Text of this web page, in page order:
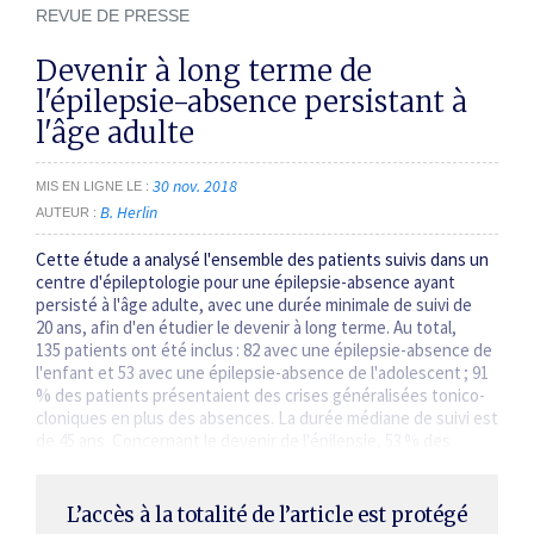
REVUE DE PRESSE
Devenir à long terme de
l'épilepsie-absence persistant à
l'âge adulte
MIS EN LIGNE LE 30 nov. 2018
AUTEUR B. Herlin
Cette étude a analysé l'ensemble des patients suivis dans un
centre d'épileptologie pour une épilepsie-absence ayant
persisté à l'âge adulte, avec une durée minimale de suivi de
20 ans, afin d'en étudier le devenir à long terme. Au total,
135 patients ont été inclus : 82 avec une épilepsie-absence de
l'enfant et 53 avec une épilepsie-absence de l'adolescent ; 91
% des patients présentaient des crises généralisées tonico-
cloniques en plus des absences. La durée médiane de suivi est
L’accès à la totalité de l’article est protégé